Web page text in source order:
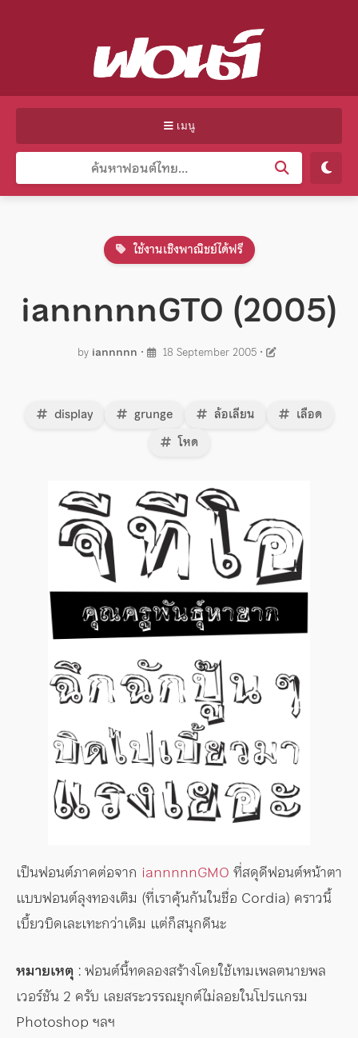
เมนู
ใช้งานเชิงพาณิชย์ได้ฟรี
iannnnnGTO (2005)
by iannnnn • 18 September 2005 •
display grunge ล้อเลียน
เลือด
โหด
เป็นฟอนต์ภาคต่อจาก iannnnnGMO ที่สดุดีฟอนต์หน้าตา
แบบฟอนต์ลุงทองเติม (ที่เราคุ้นกันในชื่อ Cordia) คราวนี้
เบี้ยวบิดเละเทะกว่าเดิม แต่ก็สนุกดีนะ
หมายเหตุ : ฟอนต์นี้ทดลองสร้างโดยใช้เทมเพลตนายพล
เวอร์ชัน 2 ครับ เลยสระวรรณยุกต์ไม่ลอยในโปรแกรม
Photoshop ฯลฯ